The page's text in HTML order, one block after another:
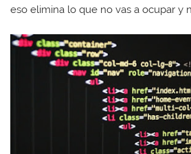
eso elimina lo que no vas a ocupar y